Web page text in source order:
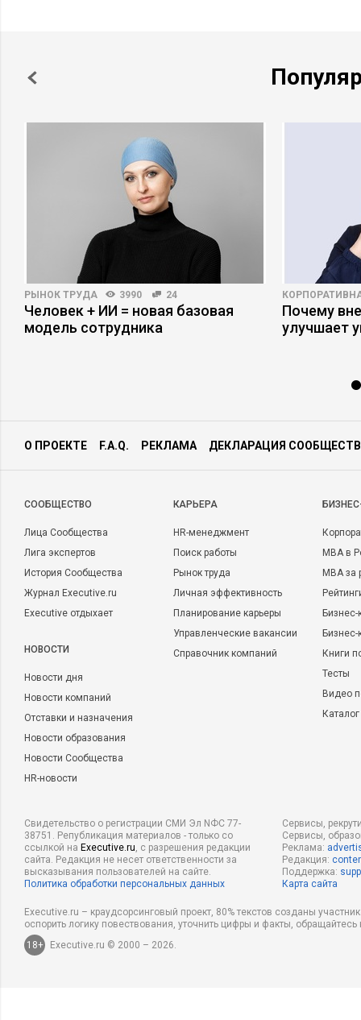
РЫНОК ТРУДА 3990 24
Человек + ИИ = новая базовая
модель сотрудника
Почему
улучшает
О ПРОЕКТЕ F.A.Q. РЕКЛАМА ДЕКЛАРАЦИЯ
CООБЩЕСТВО
Лица Сообщества
Лига экспертов
История Сообщества
Журнал Executive.ru
Executive отдыхает
НОВОСТИ
Новости дня
Новости компаний
Отставки и назначения
Новости образования
Новости Сообщества
HR-новости
КАРЬЕРА
HR-менеджмент
Поиск работы
Рынок труда
Личная эффективность
Планирование карьеры
Управленческие вакансии
Справочник компаний
MBA в
MBA
Бизнес-
Книги
Тесты
Видео
Свидетельство о регистрации СМИ Эл NФС 77-
38751. Републикация материалов - только со
ссылкой на Executive.ru, с разрешения редакции
сайта. Редакция не несет ответственности за
высказывания пользователей на сайте.
Политика обработки персональных данных
Сервисы,
Сервисы,
Реклама:
Редакция:
Поддержка:
Карта сайта
Executive.ru – краудсорсинговый проект, 80% текстов созданы
оспорить логику повествования, уточнить цифры и факты,
18+
Executive.ru © 2000 – 2026.